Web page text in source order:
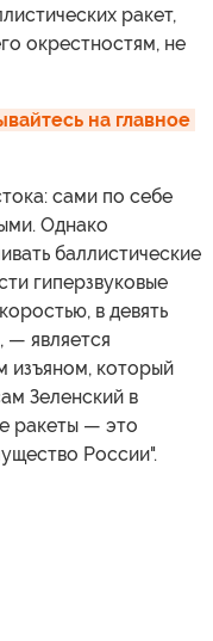
ракет,
окрестностям, не
на главное
сами по себе
Однако
баллистические
гиперзвуковые
в девять
— является
изъяном, который
Зеленский в
ракеты — это
России".